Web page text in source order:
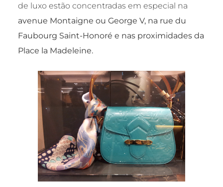
de luxo estão concentradas em especial na
avenue Montaigne ou George V, na rue du
Faubourg Saint-Honoré e nas proximidades da
Place la Madeleine.